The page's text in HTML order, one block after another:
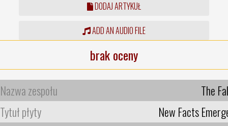
DODAJ ARTYKUŁ
ADD AN AUDIO FILE
brak oceny
Nazwa zespołu
The
Tytuł płyty
New Facts